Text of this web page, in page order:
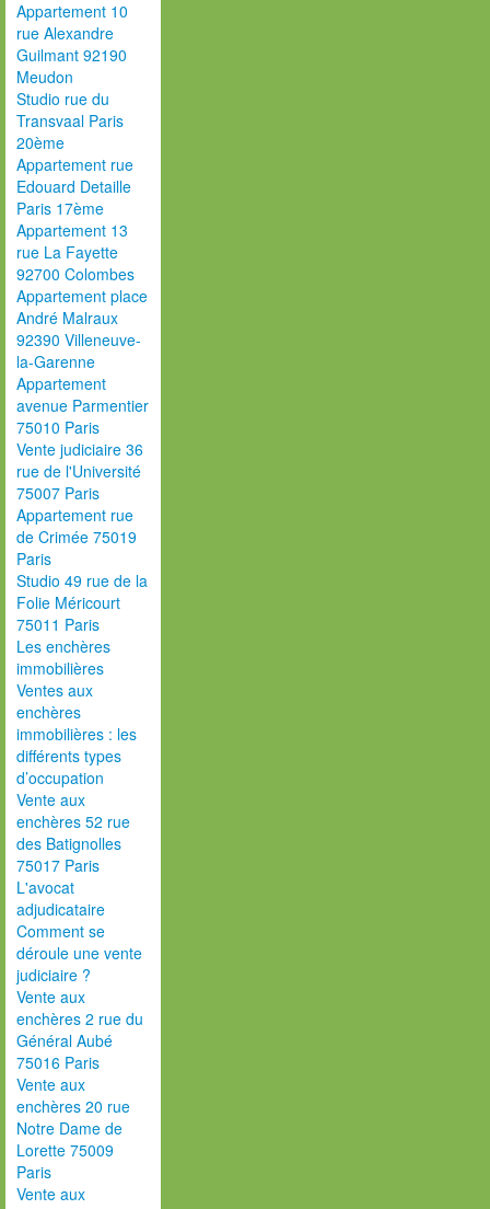
Appartement 10
rue Alexandre
Guilmant 92190
Meudon
Studio rue du
Transvaal Paris
20ème
Appartement rue
Edouard Detaille
Paris 17ème
Appartement 13
rue La Fayette
92700 Colombes
Appartement place
André Malraux
92390 Villeneuve-
la-Garenne
Appartement
avenue Parmentier
75010 Paris
Vente judiciaire 36
rue de l'Université
75007 Paris
Appartement rue
de Crimée 75019
Paris
Studio 49 rue de la
Folie Méricourt
75011 Paris
Les enchères
immobilières
Ventes aux
enchères
immobilières : les
différents types
d’occupation
Vente aux
enchères 52 rue
des Batignolles
75017 Paris
L'avocat
adjudicataire
Comment se
déroule une vente
judiciaire ?
Vente aux
enchères 2 rue du
Général Aubé
75016 Paris
Vente aux
enchères 20 rue
Notre Dame de
Lorette 75009
Paris
Vente aux